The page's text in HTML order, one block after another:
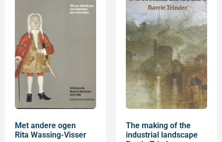
Met andere ogen
Rita Wassing-Visser
The making of the
industrial landscape